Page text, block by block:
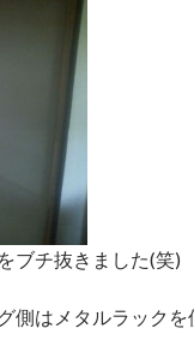
ブチ抜きました(笑)
側はメタルラック